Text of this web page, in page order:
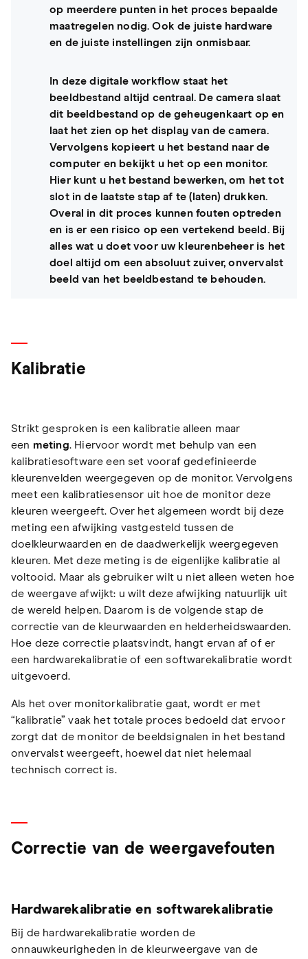
op meerdere punten in het proces bepaalde
maatregelen nodig. Ook de juiste hardware
en de juiste instellingen zijn onmisbaar.
In deze digitale workflow staat het
beeldbestand altijd centraal. De camera slaat
dit beeldbestand op de geheugenkaart op en
laat het zien op het display van de camera.
Vervolgens kopieert u het bestand naar de
computer en bekijkt u het op een monitor.
Hier kunt u het bestand bewerken, om het tot
slot in de laatste stap af te (laten) drukken.
Overal in dit proces kunnen fouten optreden
en is er een risico op een vertekend beeld. Bij
alles wat u doet voor uw kleurenbeheer is het
doel altijd om een absoluut zuiver, onvervalst
beeld van het beeldbestand te behouden.
Kalibratie
Strikt gesproken is een kalibratie alleen maar
een meting. Hiervoor wordt met behulp van een
kalibratiesoftware een set vooraf gedefinieerde
kleurenvelden weergegeven op de monitor. Vervolgens
meet een kalibratiesensor uit hoe de monitor deze
kleuren weergeeft. Over het algemeen wordt bij deze
meting een afwijking vastgesteld tussen de
doelkleurwaarden en de daadwerkelijk weergegeven
kleuren. Met deze meting is de eigenlijke kalibratie al
voltooid. Maar als gebruiker wilt u niet alleen weten hoe
de weergave afwijkt: u wilt deze afwijking natuurlijk uit
de wereld helpen. Daarom is de volgende stap de
correctie van de kleurwaarden en helderheidswaarden.
Hoe deze correctie plaatsvindt, hangt ervan af of er
een hardwarekalibratie of een softwarekalibratie wordt
uitgevoerd.
Als het over monitorkalibratie gaat, wordt er met
“kalibratie” vaak het totale proces bedoeld dat ervoor
zorgt dat de monitor de beeldsignalen in het bestand
onvervalst weergeeft, hoewel dat niet helemaal
technisch correct is.
Correctie van de weergavefouten
Hardwarekalibratie en softwarekalibratie
Bij de hardwarekalibratie worden de
onnauwkeurigheden in de kleurweergave van de